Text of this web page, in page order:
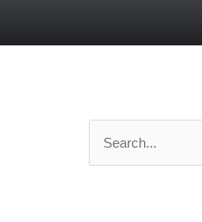
for: